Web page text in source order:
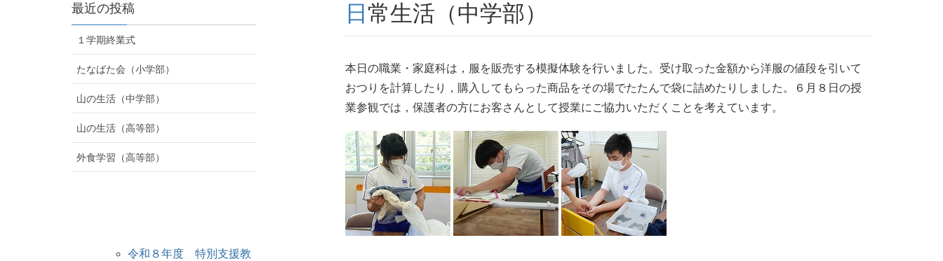
日常生活（中学部）
本日の職業・家庭科は，服を販売する模擬体験を行いました。受け取った金額から洋服の値段を引いて
おつりを計算したり，購入してもらった商品をその場でたたんで袋に詰めたりしました。６月８日の授
業参観では，保護者の方にお客さんとして授業にご協力いただくことを考えています。
最近の投稿
１学期終業式
たなばた会（小学部）
山の生活（中学部）
山の生活（高等部）
外食学習（高等部）
令和８年度 特別支援教